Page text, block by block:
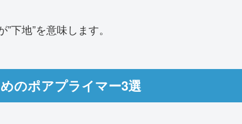
下地”を意味します。
のポアプライマー3選